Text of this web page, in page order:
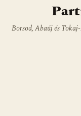
Borsod, Abaúj és